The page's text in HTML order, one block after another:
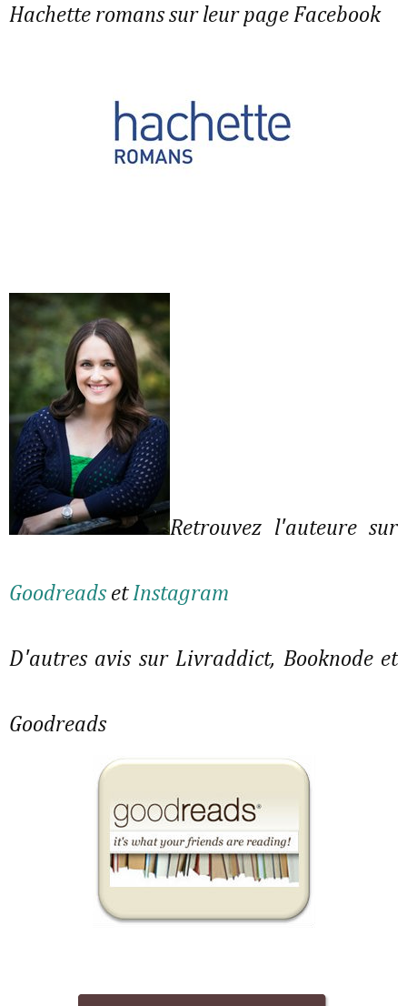
Hachette romans sur leur page Facebook
Retrouvez l'auteure sur
Goodreads etInstagram
D'autres avis sur Livraddict, Booknode et
Goodreads